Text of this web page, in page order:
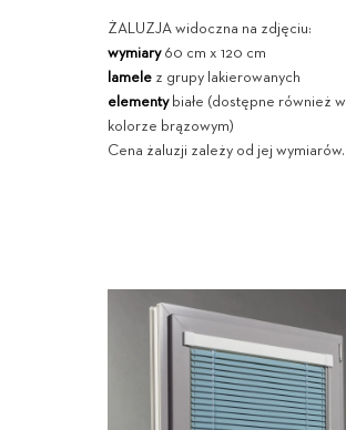
ŻALUZJA widoczna na zdjęciu:
wymiary60 cm x 120 cm
lamelez grupy lakierowanych
elementybiałe (dostępne również w
kolorze brązowym)
Cena żaluzji zależy od jej wymiarów.